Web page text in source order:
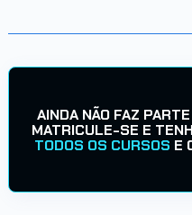
AINDA NÃO FAZ
MATRICULE-SE E
TODOS OS CURSOS E